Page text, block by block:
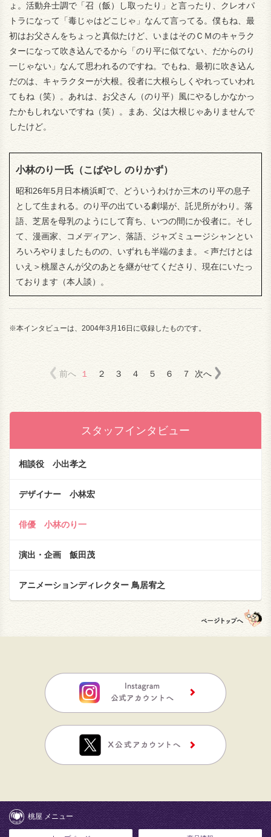
ょ。活動弁士調で「召（飯）し取ったり」と言ったり、クレオパ
トラになって「毒じゃはどこじゃ」なんて言ってる。僕もね、最
初はお父さんをちょっと真似たけど、いまはそのＣＭのキャラク
ターになって吹き込んでるから「のり平に似てない、だからのり
一じゃない」なんて思われるのですね。でもね、最初に吹き込ん
だのは、キャラクターが大根。役者に大根らしくやれっていわれ
てもね（笑）。あれは、お父さん（のり平）風にやるしかなかっ
たかもしれないですね（笑）。まあ、父は大根じゃありませんで
したけど。
小林のり一氏（こばやし のりかず）
昭和26年5月日本橋浜町で、どういうわけか三木のり平の息子
として生まれる。のり平の出ている劇場が、託児所がわり。落
語、芝居を母乳のようにして育ち、いつの間にか役者に。そし
て、漫画家、コメディアン、落語、ジャズミュージシャンとい
ろいろやりましたものの、いずれも半端のまま。＜声だけとは
いえ＞桃屋さんが父のあとを継がせてくださり、現在にいたっ
ております（本人談）。
※本インタビューは、2004年3月16日に収録したものです。
前へ １ ２ ３ ４ ５ ６ ７ 次へ
スタッフインタビュー
相談役 小出孝之
デザイナー 小林宏
俳優 小林のり一
演出・企画 飯田茂
アニメーションディレクター 鳥居宥之
桃屋 メニュー